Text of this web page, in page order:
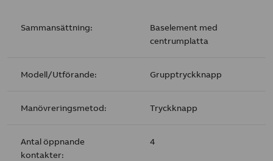
Sammansättning:
Baselement med
centrumplatta
Modell/Utförande: Grupptryckknapp
Manövreringsmetod: Tryckknapp
Antal öppnande
kontakter:
4